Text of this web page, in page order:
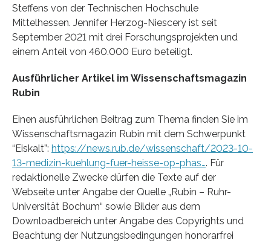
Steffens von der Technischen Hochschule
Mittelhessen. Jennifer Herzog-Niescery ist seit
September 2021 mit drei Forschungsprojekten und
einem Anteil von 460.000 Euro beteiligt.
Ausführlicher Artikel im Wissenschaftsmagazin
Rubin
Einen ausführlichen Beitrag zum Thema finden Sie im
Wissenschaftsmagazin Rubin mit dem Schwerpunkt
“Eiskalt”: https://news.rub.de/wissenschaft/2023-10-
13-medizin-kuehlung-fuer-heisse-op-phas…. Für
redaktionelle Zwecke dürfen die Texte auf der
Webseite unter Angabe der Quelle „Rubin – Ruhr-
Universität Bochum“ sowie Bilder aus dem
Downloadbereich unter Angabe des Copyrights und
Beachtung der Nutzungsbedingungen honorarfrei